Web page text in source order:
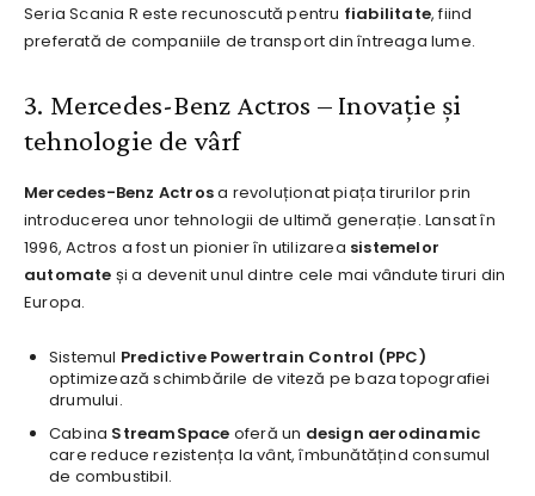
Seria Scania R este recunoscută pentru fiabilitate, fiind
preferată de companiile de transport din întreaga lume.
3. Mercedes-Benz Actros – Inovație și
tehnologie de vârf
Mercedes-Benz Actrosa revoluționat piața tirurilor prin
introducerea unor tehnologii de ultimă generație. Lansat în
1996, Actros a fost un pionier în utilizarea sistemelor
automate și a devenit unul dintre cele mai vândute tiruri din
Europa.
Sistemul Predictive Powertrain Control (PPC)
optimizează schimbările de viteză pe baza topografiei
drumului.
Cabina StreamSpace oferă un design aerodinamic
care reduce rezistența la vânt, îmbunătățind consumul
de combustibil.